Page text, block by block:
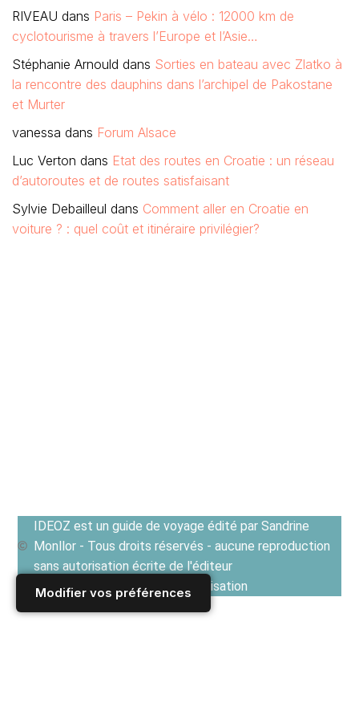
Modifier vos préférences
RIVEAU dans Paris – Pekin à vélo : 12000 km de
cyclotourisme à travers l’Europe et l’Asie…
Stéphanie Arnould dans Sorties en bateau avec Zlatko à
la rencontre des dauphins dans l’archipel de Pakostane
et Murter
vanessa dans Forum Alsace
Luc Verton dans Etat des routes en Croatie : un réseau
d’autoroutes et de routes satisfaisant
Sylvie Debailleul dans Comment aller en Croatie en
voiture ? : quel coût et itinéraire privilégier?
IDEOZ est un guide de voyage édité par Sandrine
Monllor - Tous droits réservés - aucune reproduction
sans autorisation écrite de l'éditeur
Voir les Conditions générales d'utilisation